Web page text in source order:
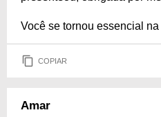
Você se tornou essencial
COPIAR
Amar